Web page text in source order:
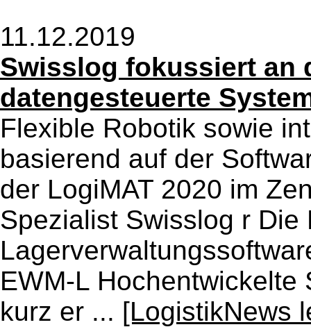
11.12.2019
Swisslog fokussiert an
datengesteuerte
Flexible Robotik sowie
basierend auf der
der LogiMAT 2020 im
Spezialist Swisslog r
EWM-L Hochentwickelte
kurz er ... [LogistikNews